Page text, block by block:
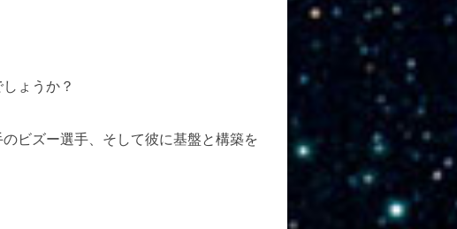
ょうか？
ビズー選手、そして彼に基盤と構築を